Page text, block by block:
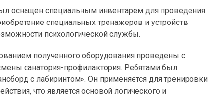
оснащен специальным инвентарем для проведения
специальных тренажеров и устройств
психологической службы.
полученного оборудования проведены с
санатория-профилактория. Ребятами был
с лабиринтом». Он применяется для тренировки
что является основой логического и